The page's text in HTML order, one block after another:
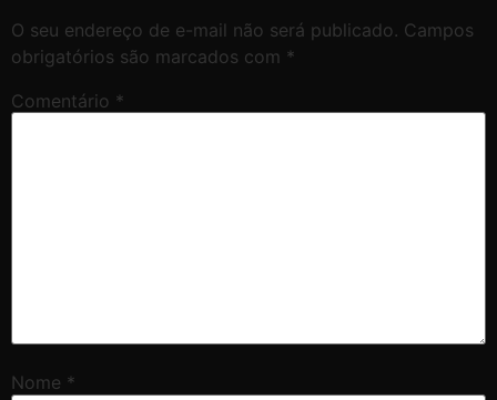
O seu endereço de e-mail não será publicado. Campos
obrigatórios são marcados com *
Comentário *
Nome *